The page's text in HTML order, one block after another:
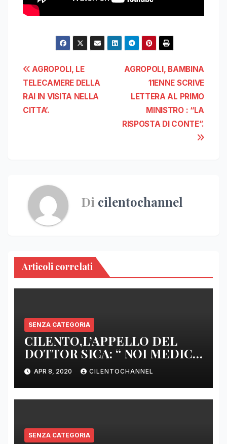
Navigazione
articoli
AGROPOLI, BAMBINA
11ENNE SCRIVE
LETTERA AL PRIMO
MINISTRO : “LA
RISPOSTA DI CONTE”.
AGROPOLI, LE
TELECAMERE DELLA
RAI IN VISITA NELLA
CITTA’.
Di cilentochannel
Articoli correlati
SENZA CATEGORIA
CILENTO,L’APPELLO DEL
DOTTOR SICA: “ NOI MEDICI
DI BASE SIAMO SENZA ARMI
E SENZA PRESIDI”
APR 8, 2020 CILENTOCHANNEL
SENZA CATEGORIA